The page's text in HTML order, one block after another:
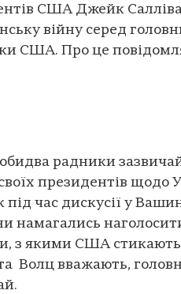
США Джейк
війну серед
США. Про це
радники
президентів щодо
час дискусії у
намагались
з якими США
Волц вважають,